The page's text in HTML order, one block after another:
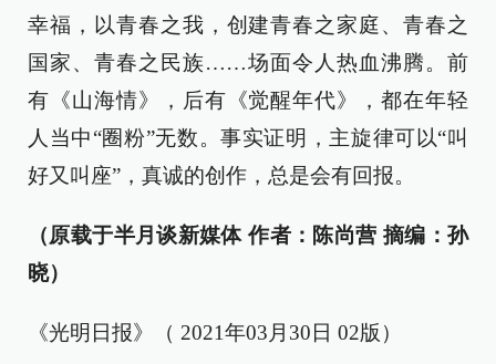
幸福，以青春之我，创建青春之家庭、青春之
国家、青春之民族……场面令人热血沸腾。前
有《山海情》，后有《觉醒年代》，都在年轻
人当中“圈粉”无数。事实证明，主旋律可以“叫
好又叫座”，真诚的创作，总是会有回报。
（原载于半月谈新媒体 作者：陈尚营 摘编：孙
晓）
《光明日报》（ 2021年03月30日 02版）